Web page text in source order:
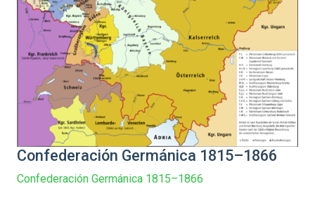
Confederación Germánica 1815–1866
Confederación Germánica 1815–1866